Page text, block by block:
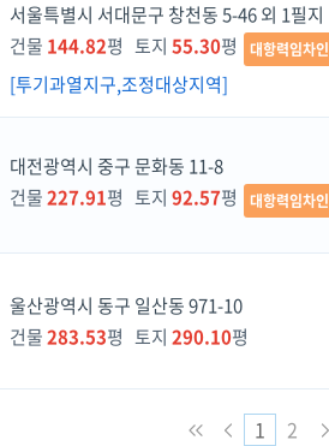
서울특별시 서대문구 창천동 5-46 외 1필지
건물 144.82평 토지 55.30평 대항력임차인
[투기과열지구,조정대상지역]
대전광역시 중구 문화동 11-8
건물227.91평 토지 92.57평 대항력임차인
울산광역시 동구 일산동 971-10
건물283.53평 토지 290.10평
1 2